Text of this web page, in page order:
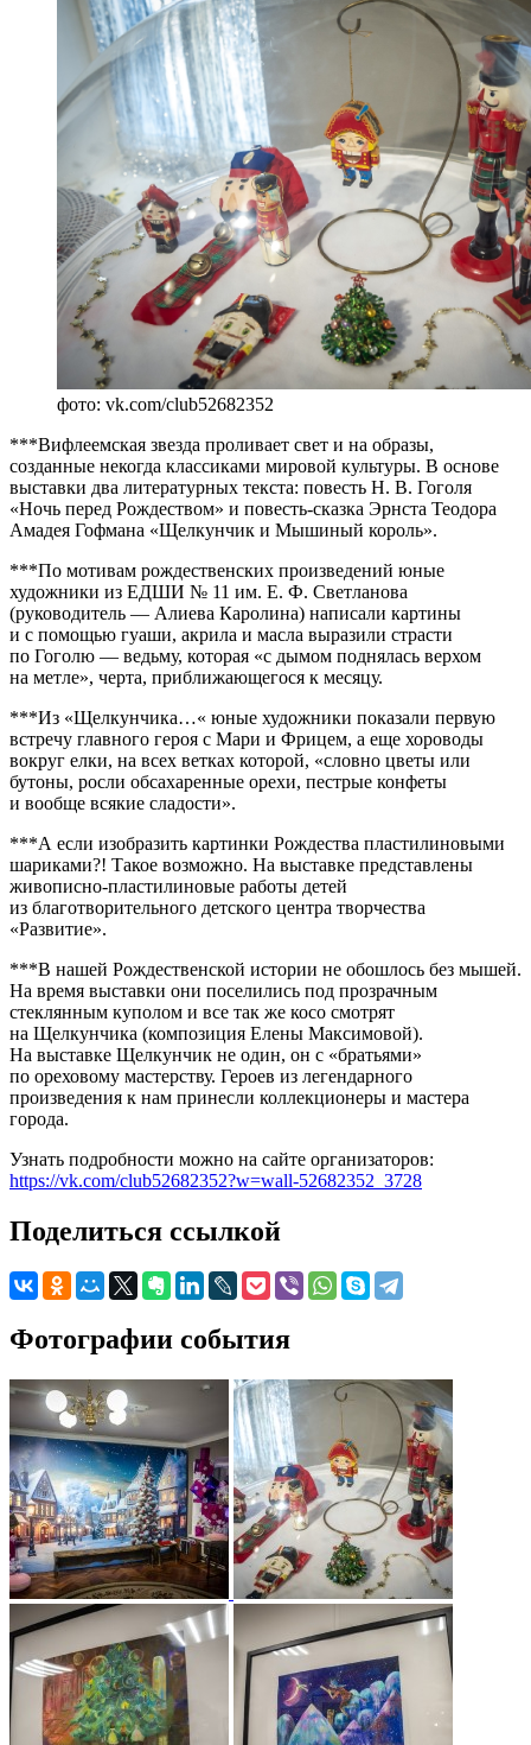
фото: vk.com/club52682352
***Вифлеемская звезда проливает свет и на образы,
созданные некогда классиками мировой культуры. В основе
выставки два литературных текста: повесть Н. В. Гоголя
«Ночь перед Рождеством» и повесть-сказка Эрнста Теодора
Амадея Гофмана «Щелкунчик и Мышиный король».
***По мотивам рождественских произведений юные
художники из ЕДШИ № 11 им. Е. Ф. Светланова
(руководитель — Алиева Каролина) написали картины
и с помощью гуаши, акрила и масла выразили страсти
по Гоголю — ведьму, которая «с дымом поднялась верхом
на метле», черта, приближающегося к месяцу.
***Из «Щелкунчика…« юные художники показали первую
встречу главного героя с Мари и Фрицем, а еще хороводы
вокруг елки, на всех ветках которой, «словно цветы или
бутоны, росли обсахаренные орехи, пестрые конфеты
и вообще всякие сладости».
***А если изобразить картинки Рождества пластилиновыми
шариками?! Такое возможно. На выставке представлены
живописно-пластилиновые работы детей
из благотворительного детского центра творчества
«Развитие».
***В нашей Рождественской истории не обошлось без мышей.
На время выставки они поселились под прозрачным
стеклянным куполом и все так же косо смотрят
на Щелкунчика (композиция Елены Максимовой).
На выставке Щелкунчик не один, он с «братьями»
по ореховому мастерству. Героев из легендарного
произведения к нам принесли коллекционеры и мастера
города.
Узнать подробности можно на сайте организаторов:
https://vk.com/club52682352?w=wall-52682352_3728
Поделиться ссылкой
Фотографии события